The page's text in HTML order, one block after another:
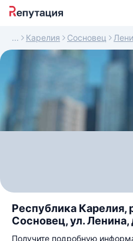
Карелия Сосновец
Республика Карелия,
Сосновец, ул. Ленина,
Получите подробную